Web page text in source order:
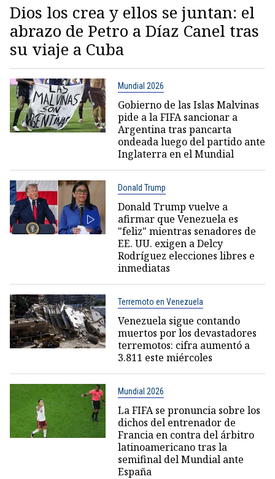
Dios los crea y ellos se juntan: el
abrazo de Petro a Díaz Canel tras
su viaje a Cuba
Mundial 2026
Gobierno de las Islas Malvinas
pide a la FIFA sancionar a
Argentina tras pancarta
ondeada luego del partido ante
Inglaterra en el Mundial
Donald Trump
Donald Trump vuelve a
afirmar que Venezuela es
"feliz" mientras senadores de
EE. UU. exigen a Delcy
Rodríguez elecciones libres e
inmediatas
Terremoto en Venezuela
Venezuela sigue contando
muertos por los devastadores
terremotos: cifra aumentó a
3.811 este miércoles
Mundial 2026
La FIFA se pronuncia sobre los
dichos del entrenador de
Francia en contra del árbitro
latinoamericano tras la
semifinal del Mundial ante
España